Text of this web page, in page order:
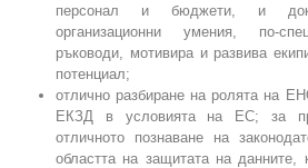
персонал и бюджети, и
организационни умения, по-
ръководи, мотивира и развива
потенциал;
отлично разбиране на ролята на
ЕКЗД в условията на ЕС; за
отличното познаване на
областта на защитата на данните,